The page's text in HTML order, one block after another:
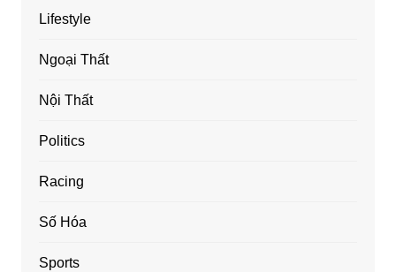
Lifestyle
Ngoại Thất
Nội Thất
Politics
Racing
Số Hóa
Sports